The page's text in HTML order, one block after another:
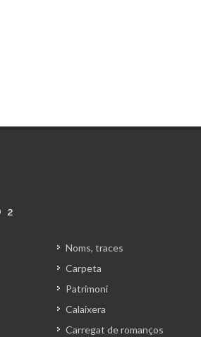
2
Noms, traces
Carpeta
Patrimoni
Calaixera
Carregat de romanços